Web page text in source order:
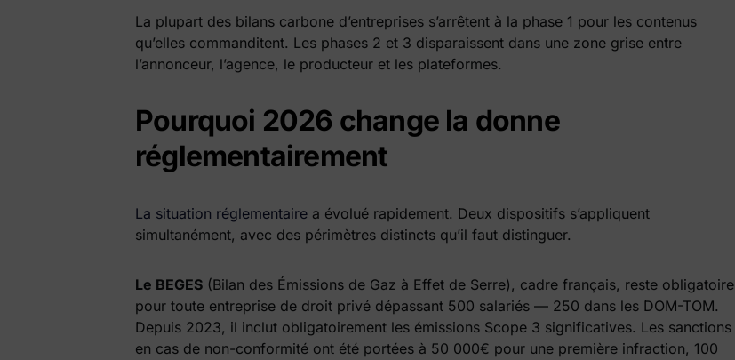
La plupart des bilans carbone d’entreprises s’arrêtent à la phase 1 pour les contenus
qu’elles commanditent. Les phases 2 et 3 disparaissent dans une zone grise entre
l’annonceur, l’agence, le producteur et les plateformes.
Pourquoi 2026 change la donne
réglementairement
La situation réglementaire a évolué rapidement. Deux dispositifs s’appliquent
simultanément, avec des périmètres distincts qu’il faut distinguer.
Le BEGES (Bilan des Émissions de Gaz à Effet de Serre), cadre français, reste obligatoire
pour toute entreprise de droit privé dépassant 500 salariés — 250 dans les DOM-TOM.
Depuis 2023, il inclut obligatoirement les émissions Scope 3 significatives. Les sanctions
en cas de non-conformité ont été portées à 50 000€ pour une première infraction, 100